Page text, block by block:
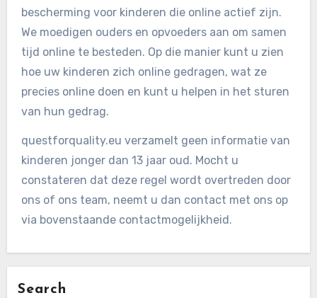
bescherming voor kinderen die online actief zijn.
We moedigen ouders en opvoeders aan om samen
tijd online te besteden. Op die manier kunt u zien
hoe uw kinderen zich online gedragen, wat ze
precies online doen en kunt u helpen in het sturen
van hun gedrag.
questforquality.eu verzamelt geen informatie van
kinderen jonger dan 13 jaar oud. Mocht u
constateren dat deze regel wordt overtreden door
ons of ons team, neemt u dan contact met ons op
via bovenstaande contactmogelijkheid.
Search